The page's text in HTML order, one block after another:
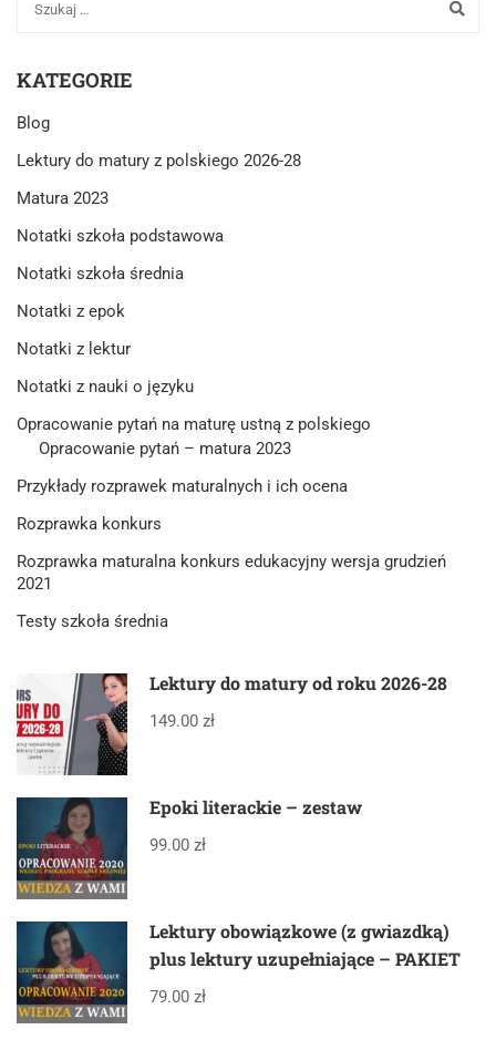
KATEGORIE
Blog
Lektury do matury z polskiego 2026-28
Matura 2023
Notatki szkoła podstawowa
Notatki szkoła średnia
Notatki z epok
Notatki z lektur
Notatki z nauki o języku
Opracowanie pytań na maturę ustną z polskiego
Opracowanie pytań – matura 2023
Przykłady rozprawek maturalnych i ich ocena
Rozprawka konkurs
Rozprawka maturalna konkurs edukacyjny wersja grudzień
2021
Testy szkoła średnia
Lektury do matury od roku 2026-28
149.00 zł
Epoki literackie – zestaw
99.00 zł
Lektury obowiązkowe (z gwiazdką)
plus lektury uzupełniające – PAKIET
79.00 zł